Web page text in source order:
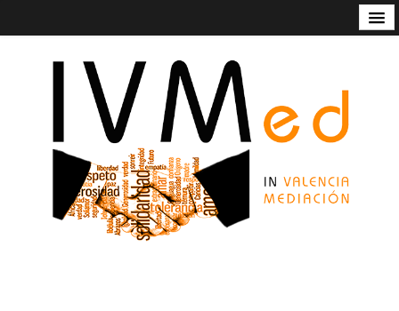
In Valencia Mediación
Listado de mediadoras/res
Nuestros servicios
Socios de honor de Ivmed